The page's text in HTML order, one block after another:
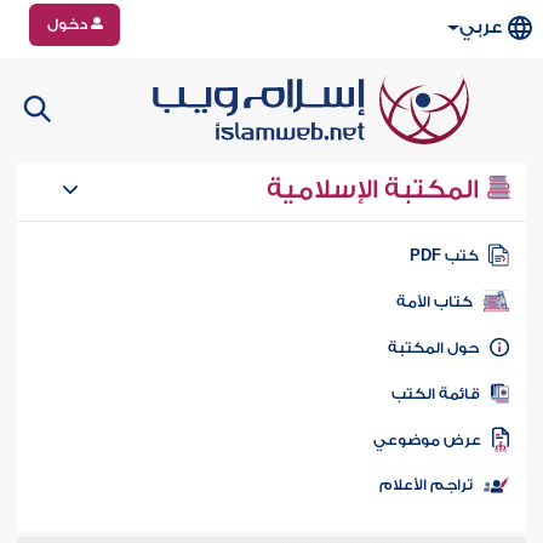
عربي دخول
المكتبة الإسلامية
كتب PDF
كتاب الأمة
المكتبة
الكتب
موضوعي